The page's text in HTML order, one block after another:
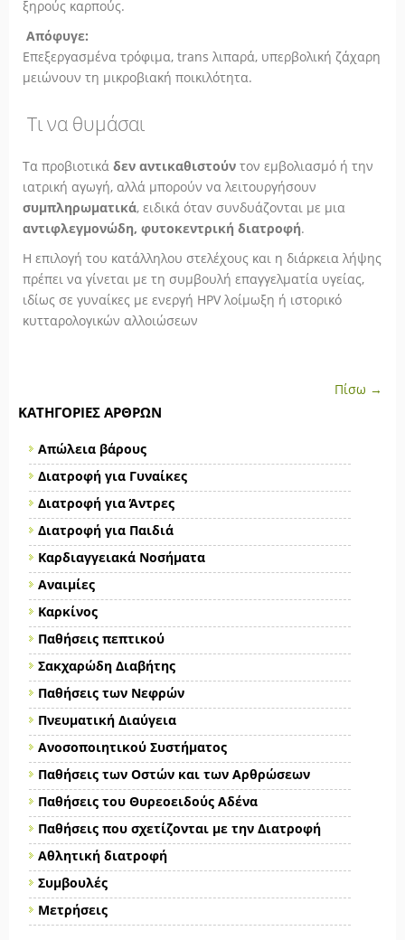
ξηρούς καρπούς.
Απόφυγε:
Επεξεργασμένα τρόφιμα, trans λιπαρά, υπερβολική ζάχαρη
μειώνουν τη μικροβιακή ποικιλότητα.
Τι να θυμάσαι
Τα προβιοτικά δεν αντικαθιστούν τον εμβολιασμό ή την
ιατρική αγωγή, αλλά μπορούν να λειτουργήσουν
συμπληρωματικά, ειδικά όταν συνδυάζονται με μια
αντιφλεγμονώδη, φυτοκεντρική διατροφή.
Η επιλογή του κατάλληλου στελέχους και η διάρκεια λήψης
πρέπει να γίνεται με τη συμβουλή επαγγελματία υγείας,
ιδίως σε γυναίκες με ενεργή HPV λοίμωξη ή ιστορικό
κυτταρολογικών αλλοιώσεων
Πίσω →
ΚΑΤΗΓΟΡΊΕΣ ΆΡΘΡΩΝ
Απώλεια βάρους
Διατροφή για Γυναίκες
Διατροφή για Άντρες
Διατροφή για Παιδιά
Καρδιαγγειακά Νοσήματα
Αναιμίες
Καρκίνος
Παθήσεις πεπτικού
Σακχαρώδη Διαβήτης
Παθήσεις των Νεφρών
Πνευματική Διαύγεια
Ανοσοποιητικού Συστήματος
Παθήσεις των Οστών και των Αρθρώσεων
Παθήσεις του Θυρεοειδούς Αδένα
Παθήσεις που σχετίζονται με την Διατροφή
Αθλητική διατροφή
Συμβουλές
Μετρήσεις